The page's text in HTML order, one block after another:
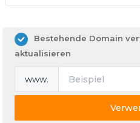
Bestehende Domain
aktualisieren
www.